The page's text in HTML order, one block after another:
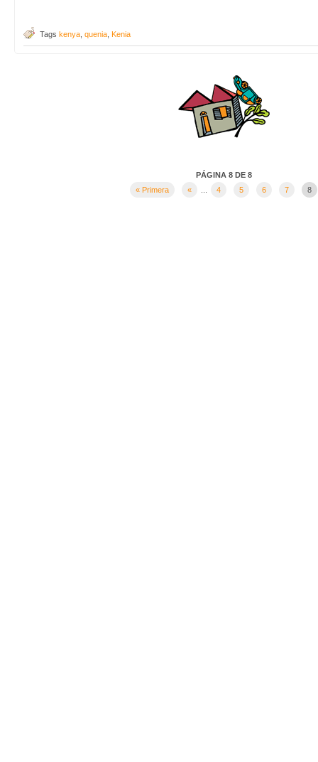
Tags kenya quenia Kenia
PÁGINA 8 DE 8
« Primera
« 4 5 6 7 8